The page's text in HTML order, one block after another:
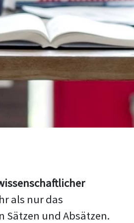
als nur das
Sätzen und Absätzen.